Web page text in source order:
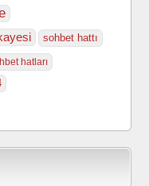
sohbet hattı
hatları